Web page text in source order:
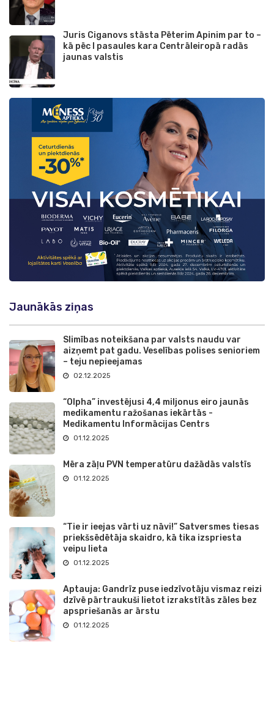
Juris Ciganovs stāsta Pēterim Apinim par to –
kā pēc I pasaules kara Centrāleiropā radās
jaunas valstis
Jaunākās ziņas
Slimības noteikšana par valsts naudu var
aizņemt pat gadu. Veselības polises senioriem
– teju nepieejamas
02.12.2025
“Olpha” investējusi 4,4 miljonus eiro jaunās
medikamentu ražošanas iekārtās -
Medikamentu Informācijas Centrs
01.12.2025
Mēra zāļu PVN temperatūru dažādās valstīs
01.12.2025
“Tie ir ieejas vārti uz nāvi!” Satversmes tiesas
priekšsēdētāja skaidro, kā tika izspriesta
veipu lieta
01.12.2025
Aptauja: Gandrīz puse iedzīvotāju vismaz reizi
dzīvē pārtraukuši lietot izrakstītās zāles bez
apspriešanās ar ārstu
01.12.2025